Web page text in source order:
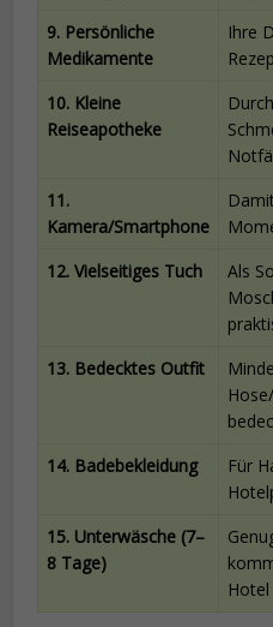
9. Persönliche
Medikamente
Ihre
10. Kleine
Reiseapotheke
11.
Kamera/Smartphone
12. Vielseitiges Tuch
Als
13. Bedecktes Outfit
14. Badebekleidung
Für
15. Unterwäsche (7–
8 Tage)